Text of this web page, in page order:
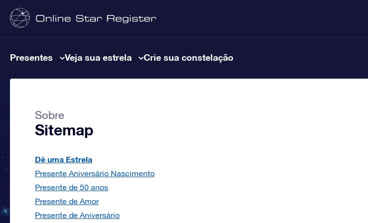
Presentes Veja sua estrela Crie sua constelação
Sobre
Sitemap
Dê uma Estrela
Presente Aniversário Nascimento
Presente de 50 anos
Presente de Amor
Presente de Aniversário